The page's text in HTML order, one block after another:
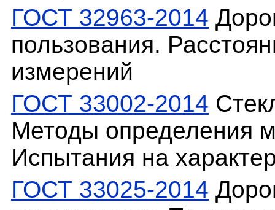
ГОСТ 32963-2014
пользования.
измерений
ГОСТ 33002-2014
Методы определения
Испытания на
ГОСТ 33025-2014